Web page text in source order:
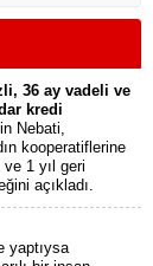
36 ay vadeli ve
kredi
Nebati,
kooperatiflerine
1 yıl geri
açıkladı.
yaptıysa